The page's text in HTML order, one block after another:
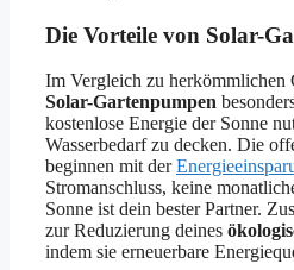
Die Vorteile von Solar-
Im Vergleich zu herkömmlichen
Solar-Gartenpumpen
kostenlose Energie der Sonne
Wasserbedarf zu decken. Die
beginnen mit der
Stromanschluss, keine
Sonne ist dein bester Partner.
zur Reduzierung deines
indem sie erneuerbare